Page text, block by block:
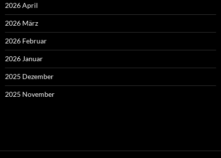
2026 April
2026 März
2026 Februar
2026 Januar
2025 Dezember
2025 November